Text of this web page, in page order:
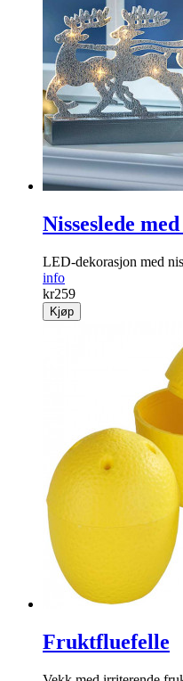
Nisseslede
LED-dekorasjon med
info
kr259
Kjøp
Fruktfluefelle